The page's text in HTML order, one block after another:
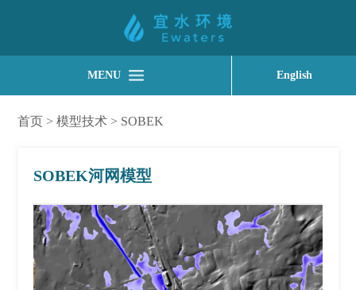
MENU English
首页 >模型技术 > SOBEK
SOBEK河网模型